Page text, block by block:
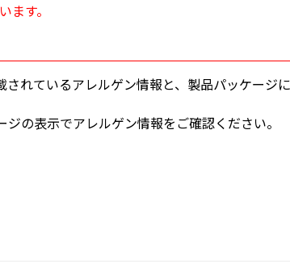
す。
れているアレルゲン情報と、製品パッケージ
の表示でアレルゲン情報をご確認ください。